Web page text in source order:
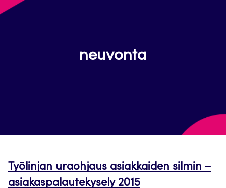
neuvonta
Työlinjan uraohjaus asiakkaiden silmin –
asiakaspalautekysely 2015